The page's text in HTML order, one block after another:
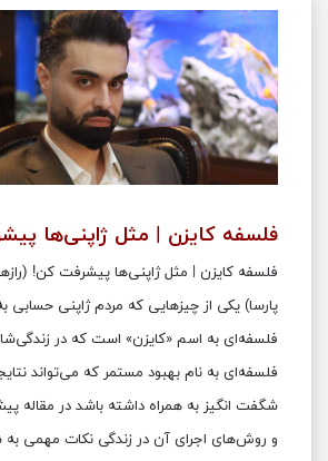
فلسفه کایزن | مثل ژاپنی‌ها
فلسفه کایزن | مثل ژاپنی‌ها پیشرفت کن!
پارسا) یکی از چیزهایی که مردم ژاپنی حسابی
فلسفه‌ای به اسم «کایزن» است که در
فلسفه‌ای به نام بهبود مستمر که می‌تواند
شگفت انگیز به همراه داشته باشد در مقاله
و روش‌های اجرای آن در زندگی نکات مهمی به